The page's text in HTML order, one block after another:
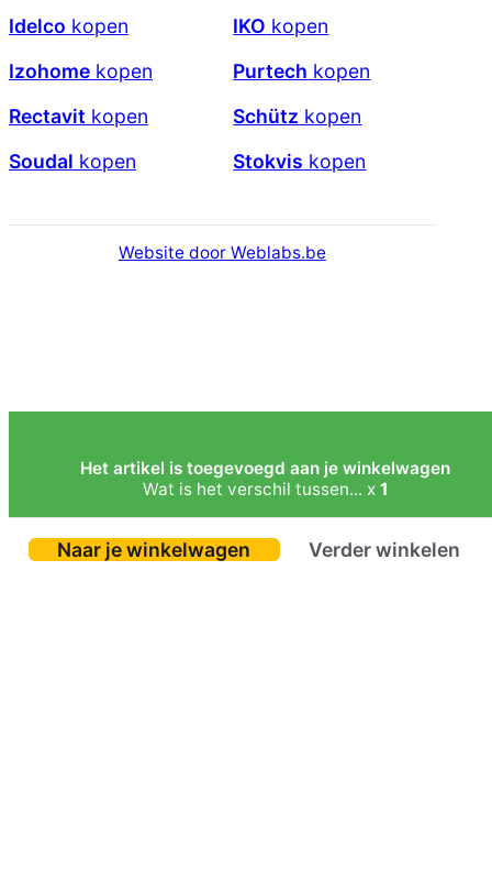
Idelco kopen IKO kopen
Izohome kopen Purtech kopen
Rectavit kopen Schütz kopen
Soudal kopen Stokvis kopen
Website door Weblabs.be
Het artikel is toegevoegd aan je winkelwagen
Wat is het verschil tussen... x 1
Naar je winkelwagen Verder winkelen